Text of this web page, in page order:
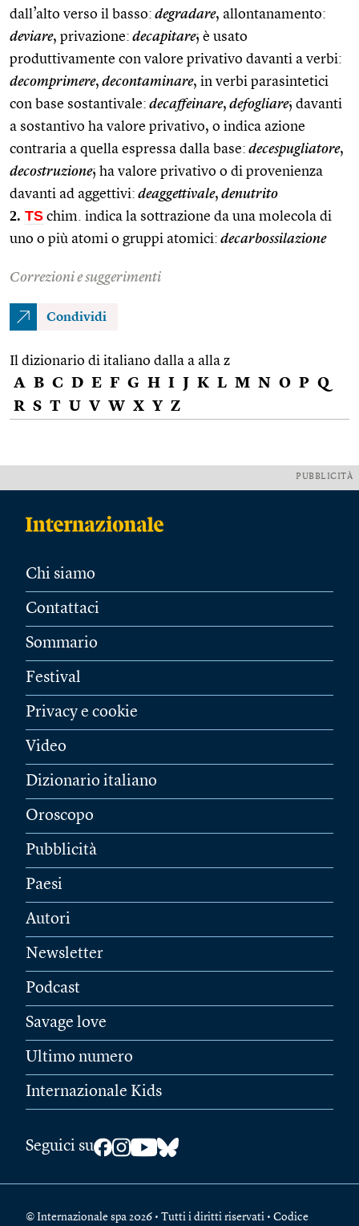
dall’alto verso il basso: degradare, allontanamento:
deviare, privazione: decapitare; è usato
produttivamente con valore privativo davanti a verbi:
decomprimere, decontaminare, in verbi parasintetici
con base sostantivale: decaffeinare, defogliare; davanti
a sostantivo ha valore privativo, o indica azione
contraria a quella espressa dalla base: decespugliatore,
decostruzione; ha valore privativo o di provenienza
davanti ad aggettivi: deaggettivale, denutrito
2. TS chim. indica la sottrazione da una molecola di
uno o più atomi o gruppi atomici: decarbossilazione
Correzioni e suggerimenti
Condividi
Il dizionario di italiano dalla a alla z
A B C D E F G H I J K L M N O P Q
R S T U V W X Y Z
PUBBLICITÀ
Chi siamo
Contattaci
Sommario
Festival
Privacy e cookie
Video
Dizionario italiano
Oroscopo
Pubblicità
Paesi
Autori
Newsletter
Podcast
Savage love
Ultimo numero
Internazionale Kids
Seguici su
© Internazionale spa 2026 • Tutti i diritti riservati • Codice